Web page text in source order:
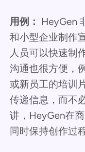
用例： HeyGen
和小型企业制作
人员可以快速制
沟通也很方便，
或新员工的培训
传递信息，而不
讲，HeyGen在
同时保持创作过